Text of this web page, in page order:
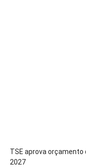
TSE aprova orçamento
2027